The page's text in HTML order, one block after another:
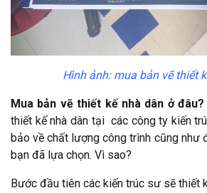
Hình ảnh: mua bản vẽ thiết
Mua bản vẽ thiết kế nhà dân ở đâu?
thiết kế nhà dân tại các công ty kiến
bảo về chất lượng công trình cũng như
bạn đã lựa chọn. Vì sao?
Bước đầu tiên các kiến trúc sư sẽ thiết